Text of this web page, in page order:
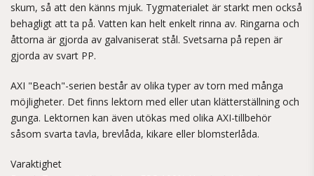
skum, så att den känns mjuk. Tygmaterialet är starkt men också
behagligt att ta på. Vatten kan helt enkelt rinna av. Ringarna och
åttorna är gjorda av galvaniserat stål. Svetsarna på repen är
gjorda av svart PP.
AXI "Beach"-serien består av olika typer av torn med många
möjligheter. Det finns lektorn med eller utan klätterställning och
gunga. Lektornen kan även utökas med olika AXI-tillbehör
såsom svarta tavla, brevlåda, kikare eller blomsterlåda.
Varaktighet